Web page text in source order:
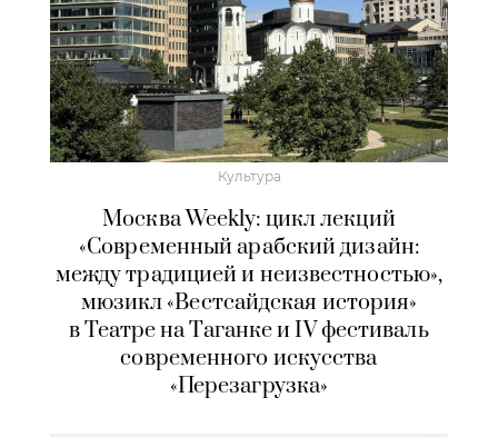
Культура
Москва Weekly: цикл лекций
«Современный арабский дизайн:
между традицией и неизвестностью»,
мюзикл «Вестсайдская история»
в Театре на Таганке и IV фестиваль
современного искусства
«Перезагрузка»